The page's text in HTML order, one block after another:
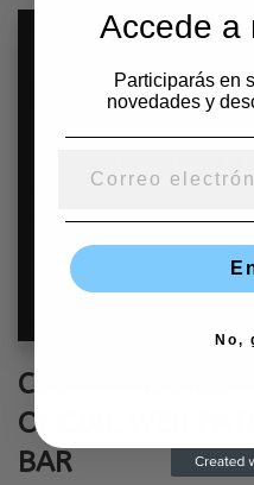
CUENTA
OFICIAL WEB
BAR
Accede a
Participarás en
novedades y
No,